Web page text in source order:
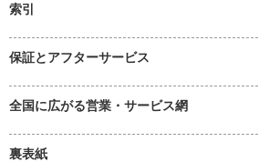
索引
保証とアフターサービス
全国に広がる営業・サービス網
裏表紙